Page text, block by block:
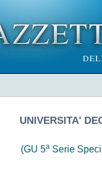
UNIVERSITA'
(GU 5a Serie